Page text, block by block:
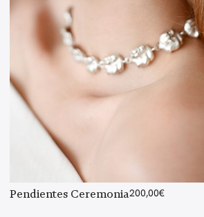
Pendientes Ceremonia200,00€